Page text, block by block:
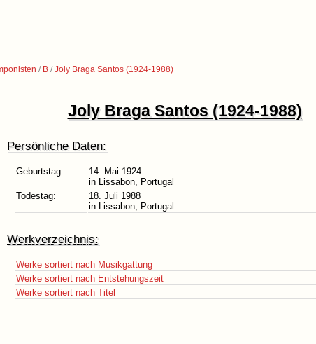
/ B /Joly Braga Santos (1924-1988)
Joly Braga Santos (1924-1988)
Persönliche Daten:
Geburtstag:
14. Mai 1924
in Lissabon, Portugal
Todestag:
18. Juli 1988
in Lissabon, Portugal
Werkverzeichnis:
Werke sortiert nach Musikgattung
Werke sortiert nach Entstehungszeit
Werke sortiert nach Titel